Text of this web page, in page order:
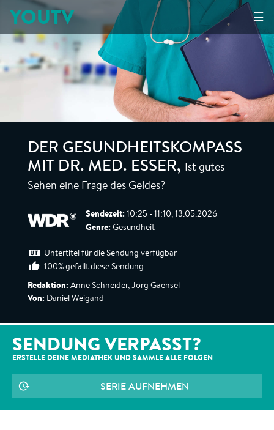
☰
YOUTV
DER GESUNDHEITSKOMPASS
MIT DR. MED. ESSER, Ist gutes
Sehen eine Frage des Geldes?
Sendezeit: 10:25 - 11:10, 13.05.2026
Genre: Gesundheit
Untertitel für die Sendung verfügbar
100% gefällt diese Sendung
Redaktion: Anne Schneider, Jörg Gaensel
Von: Daniel Weigand
SENDUNG VERPASST?
ERSTELLE DEINE MEDIATHEK UND SAMMLE ALLE FOLGEN
SERIE AUFNEHMEN